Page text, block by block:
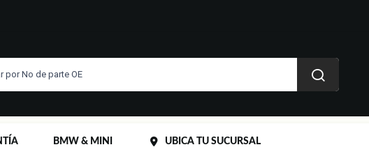
BMW & MINI UBICA TU SUCURSAL